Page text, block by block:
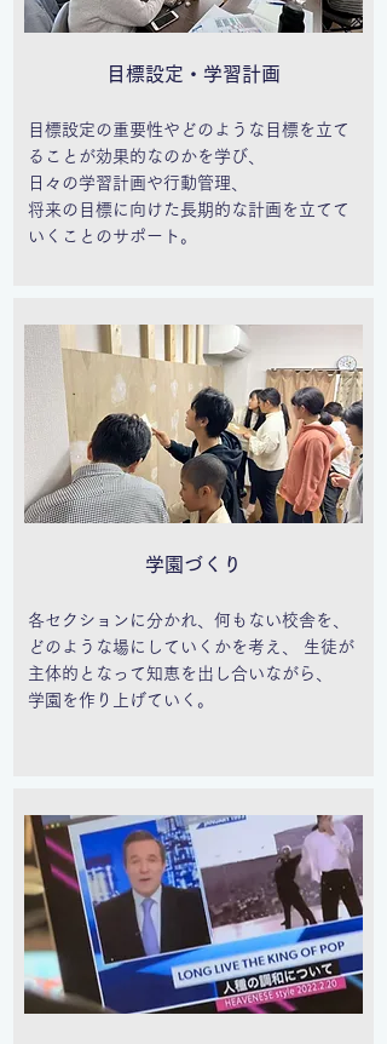
目標設定・学習計画
目標設定の重要性やどのような目標を立て
ることが効果的なのかを学び、
日々の学習計画や行動管理、
将来の目標に向けた長期的な計画を立てて
いくことのサポート。
学園づくり
各セクションに分かれ、何もない校舎を、
どのような場にしていくかを考え、 生徒が
主体的となって知恵を出し合いながら、
学園を作り上げていく。